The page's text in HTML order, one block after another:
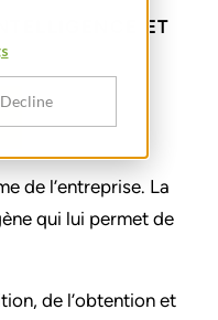
Decline
ET
de l’entreprise. La
qui lui permet de
de l’obtention et